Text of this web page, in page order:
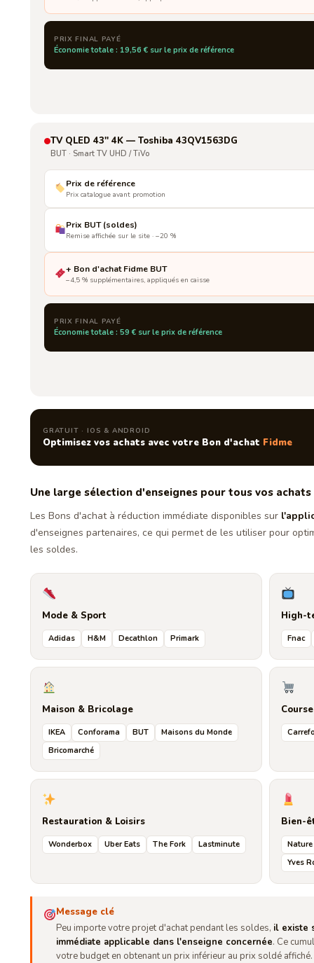
PRIX FINAL PAYÉ
Économie totale : 19,56 € sur le prix de référence
TV QLED 43'' 4K — Toshiba 43QV1563DG
BUT · Smart TV UHD / TiVo
Prix de référence
Prix catalogue avant promotion
Prix BUT (soldes)
Remise affichée sur le site · −20 %
+ Bon d'achat Fidme BUT
−4,5 % supplémentaires, appliqués en caisse
PRIX FINAL PAYÉ
Économie totale : 59 € sur le prix de référence
GRATUIT · IOS & ANDROID
Optimisez vos achats avec votre Bon d'achat Fidme
Une large sélection d'enseignes pour tous vos achats
Les Bons d'achat à réduction immédiate disponibles sur
d'enseignes partenaires, ce qui permet de les utiliser pour
les soldes.
Mode & Sport
Adidas H&M Decathlon Primark
High-
Fnac
Maison & Bricolage
IKEA Conforama BUT
Maisons du Monde
Bricomarché
Restauration & Loisirs
Wonderbox Uber Eats The Fork Lastminute
Bien-
Yves
Message clé
Peu importe votre projet d'achat pendant les soldes, il existe
immédiate applicable dans l'enseigne concernée. Ce
votre budget en obtenant un prix inférieur au prix soldé affiché.